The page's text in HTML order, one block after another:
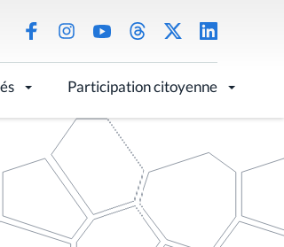
Participation citoyenne